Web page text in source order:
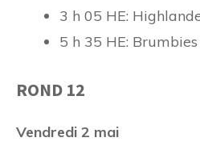
3 h 05 HE:
5 h 35 HE:
ROND 12
Vendredi 2 mai